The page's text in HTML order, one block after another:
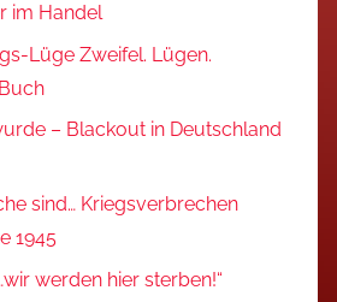
im Handel
Lüge Zweifel. Lügen.
– Blackout in Deutschland
sind… Kriegsverbrechen
1945
werden hier sterben!“